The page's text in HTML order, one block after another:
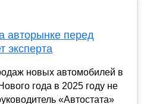
авторынке перед
эксперта
новых автомобилей в
года в 2025 году не
«Автостата»